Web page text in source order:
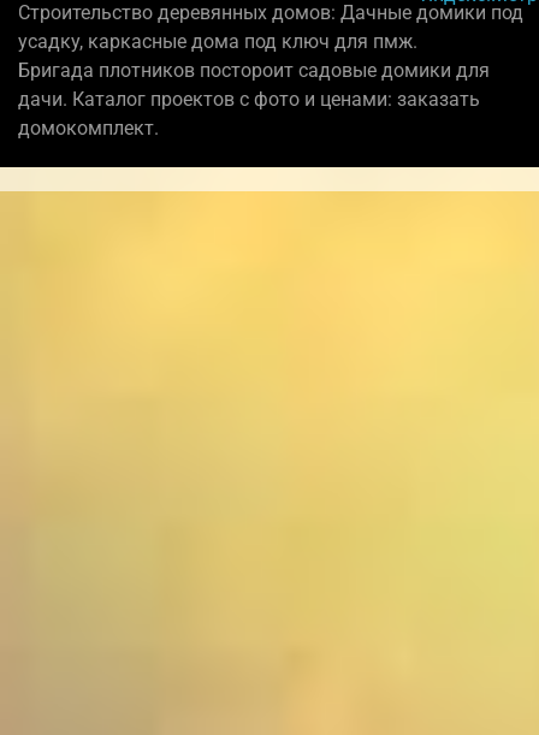
Строительство деревянных домов: Дачные домики под
усадку, каркасные дома под ключ для пмж.
Бригада плотников постороит садовые домики для
дачи. Каталог проектов с фото и ценами: заказать
домокомплект.